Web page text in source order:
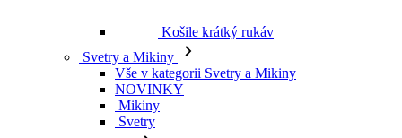
Košile krátký rukáv
Svetry a Mikiny
Vše v kategorii Svetry a Mikiny
NOVINKY
Mikiny
Svetry